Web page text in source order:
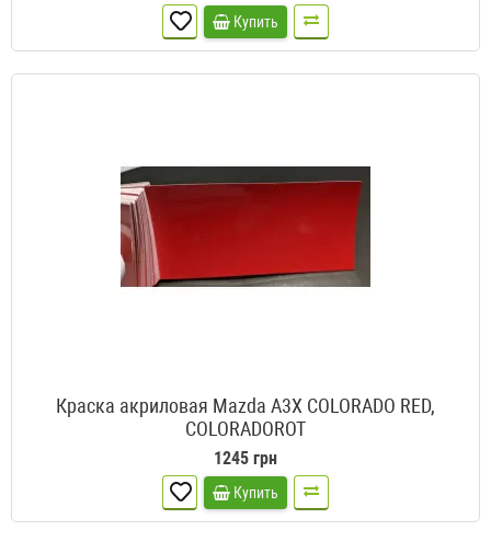
Купить
Краска акриловая Mazda A3X COLORADO RED,
COLORADOROT
1245 грн
Купить